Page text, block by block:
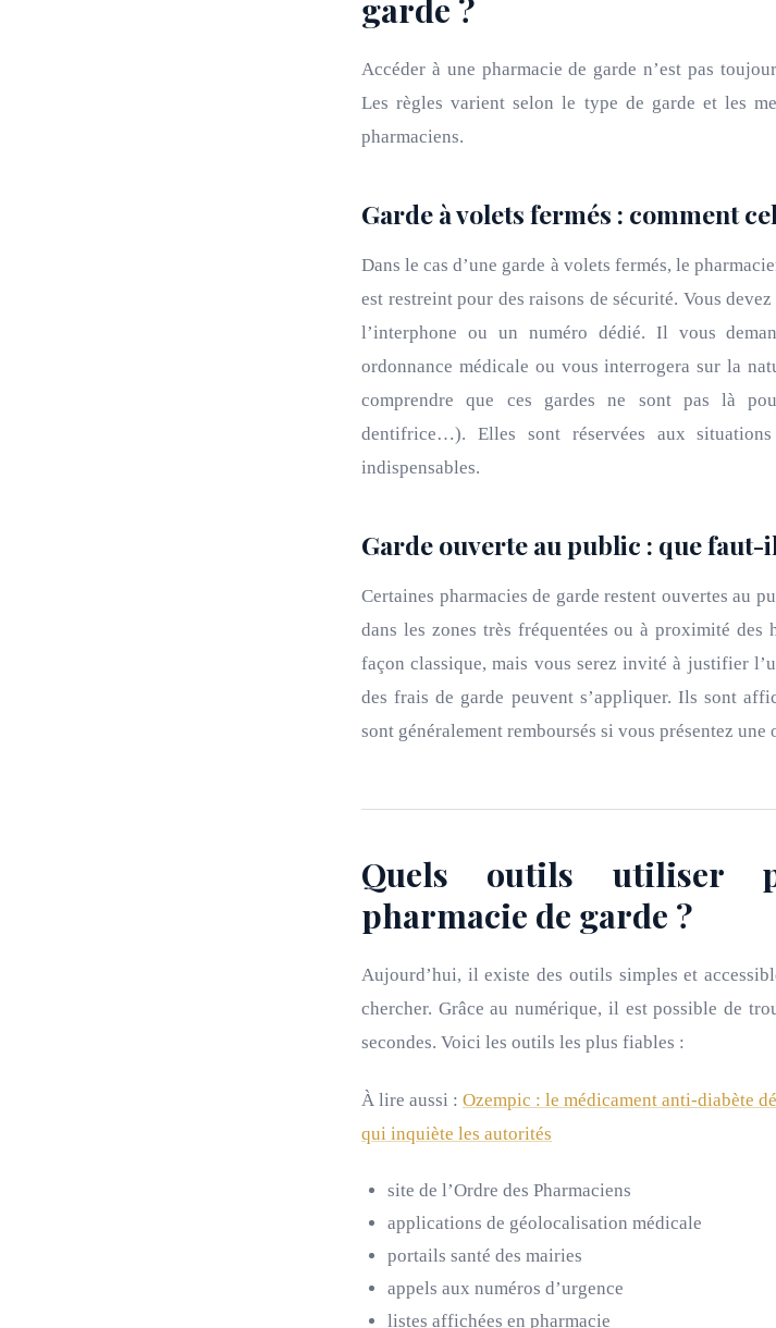
garde ?
Accéder à une pharmacie de garde n’est pas
Les règles varient selon le type de garde et les
pharmaciens.
Garde à volets fermés : comment
Dans le cas d’une garde à volets fermés, le
est restreint pour des raisons de sécurité. Vous
l’interphone ou un numéro dédié. Il vous
ordonnance médicale ou vous interrogera sur la
comprendre que ces gardes ne sont pas là
dentifrice…). Elles sont réservées aux
indispensables.
Garde ouverte au public : que faut-
Certaines pharmacies de garde restent ouvertes au
dans les zones très fréquentées ou à proximité des
façon classique, mais vous serez invité à justifier
des frais de garde peuvent s’appliquer. Ils sont
sont généralement remboursés si vous présentez
Quels outils utiliser
pharmacie de garde ?
Aujourd’hui, il existe des outils simples et
chercher. Grâce au numérique, il est possible de
secondes. Voici les outils les plus fiables :
À lire aussi : Ozempic : le médicament anti-diabète
qui inquiète les autorités
site de l’Ordre des Pharmaciens
applications de géolocalisation médicale
portails santé des mairies
appels aux numéros d’urgence
listes affichées en pharmacie